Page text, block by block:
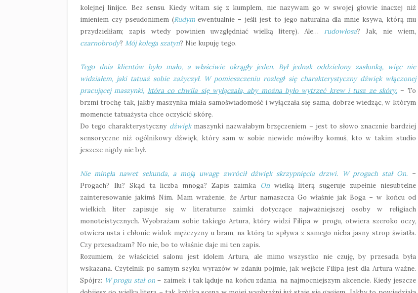
kolejnej linijce. Bez sensu. Kiedy witam się z kumplem, nie nazywam go w swojej głowie inaczej niż
imieniem czy pseudonimem (Rudymewentualnie – jeśli jest to jego naturalna dla mnie ksywa, którą mu
przydzieliłam; zapis wtedy powinien uwzględniać wielką literę). Ale…rudowłosa? Jak, nie wiem,
czarnobrody? Mój kolega szatyn? Nie kupuję tego.
Tego dnia klientów było mało, a właściwie okrągły jeden. Był jednak oddzielony zasłonką, więc nie
widziałem, jaki tatuaż sobie zażyczył. W pomieszczeniu rozległ się charakterystyczny dźwięk włączonej
pracującej maszynki, która co chwila się wyłączała, aby można było wytrzeć krew i tusz ze skóry. – To
brzmi trochę tak, jakby maszynka miała samoświadomość i wyłączała się sama, dobrze wiedząc, w którym
momencie tatuażysta chce oczyścić skórę.
Do tego charakterystyczny dźwiękmaszynki nazwałabym brzęczeniem – jest to słowo znacznie bardziej
sensoryczne niż ogólnikowy dźwięk, który sam w sobie niewiele mówiłby komuś, kto w takim studio
jeszcze nigdy nie był.
Nie minęła nawet sekunda, a moją uwagę zwrócił dźwięk skrzypnięcia drzwi. W progach stał On. –
Progach? Ilu? Skąd ta liczba mnoga? Zapis zaimkaOnwielką literą sugeruje zupełnie niesubtelne
zainteresowanie jakimś Nim. Mam wrażenie, że Artur namaszcza Go właśnie jak Boga – w końcu od
wielkich liter zapisuje się w literaturze zaimki dotyczące najważniejszej osoby w religiach
monoteistycznych. Wyobrażam sobie takiego Artura, który widzi Filipa w progu, otwiera szeroko oczy,
otwiera usta i chłonie widok mężczyzny u bram, na którą to spływa z samego nieba jasny strop światła.
Czy przesadzam? No nie, bo to właśnie daje mi ten zapis.
Rozumiem, że właściciel salonu jest idolem Artura, ale mimo wszystko nie czuję, by przesada była
wskazana. Czytelnik po samym szyku wyrazów w zdaniu pojmie, jak wejście Filipa jest dla Artura ważne.
Spójrz: W progu stał on– zaimek i tak ląduje na końcu zdania, na najmocniejszym akcencie. Kiedy jeszcze